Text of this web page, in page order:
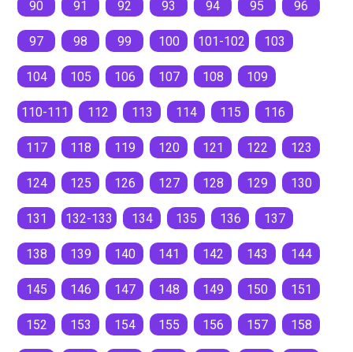
90 91 92 93 94 95 96
97 98 99 100 101-102 103
104 105 106 107 108 109
110-111 112 113 114 115 116
117 118 119 120 121 122 123
124 125 126 127 128 129 130
131 132-133 134 135 136 137
138 139 140 141 142 143 144
145 146 147 148 149 150 151
152 153 154 155 156 157 158